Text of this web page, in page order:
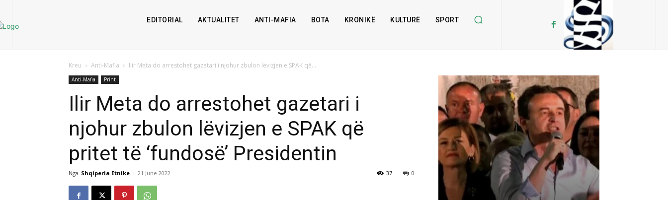
EDITORIAL AKTUALITET ANTI-MAFIA BOTA KRONIKË KULTURË SPORT
Kreu Anti-Mafia Ilir Meta do arrestohet gazetari i njohur zbulon lëvizjen e SPAK që...
Anti-Mafia Print
Ilir Meta do arrestohet gazetari i
njohur zbulon lëvizjen e SPAK që
pritet të ‘fundosë’ Presidentin
Nga Shqiperia Etnike - 21 June 2022 0
37